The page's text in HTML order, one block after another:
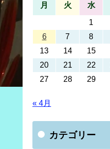
月 火 水
1
6
7 8
13
14 15
20
21 22
27
28 29
« 4月
カテゴリー